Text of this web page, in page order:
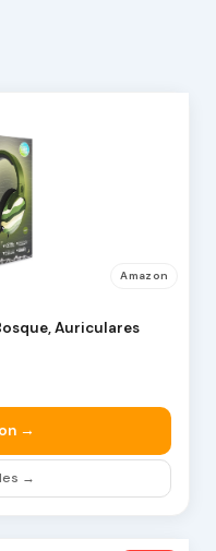
Amazon
Auriculares
→
→